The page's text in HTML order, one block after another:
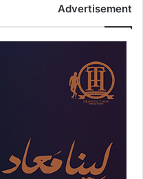
Advertisement